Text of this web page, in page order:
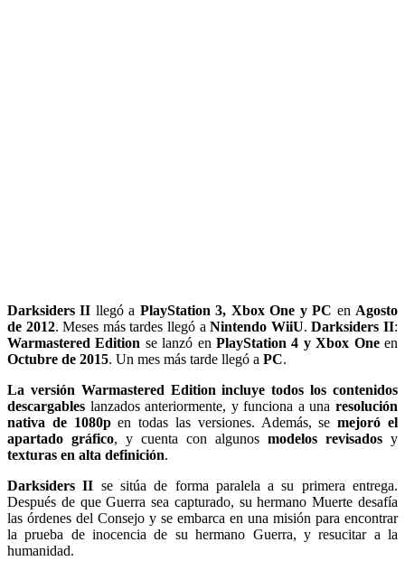
Darksiders II llegó a PlayStation 3, Xbox One y PC en Agosto
de 2012. Meses más tardes llegó aNintendo WiiU.Darksiders II:
Warmastered Edition se lanzó enPlayStation 4 y Xbox Oneen
Octubre de 2015. Un mes más tarde llegó a PC.
La versión Warmastered Edition incluye todos los contenidos
descargables lanzados anteriormente, y funciona a una resolución
nativa de 1080pen todas las versiones. Además, semejoró el
apartado gráfico, y cuenta con algunos modelos revisados y
texturas en alta definición.
Darksiders II se sitúa de forma paralela a su primera entrega.
Después de que Guerra sea capturado, su hermano Muerte desafía
las órdenes del Consejo y se embarca en una misión para encontrar
la prueba de inocencia de su hermano Guerra, y resucitar a la
humanidad.